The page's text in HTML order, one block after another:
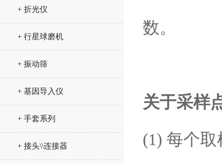
+ 折光仪
+ 行星球磨机
+ 振动筛
+ 基因导入仪
+ 手套系列
+ 接头\\连接器
数。
关于采样
(1) 每个